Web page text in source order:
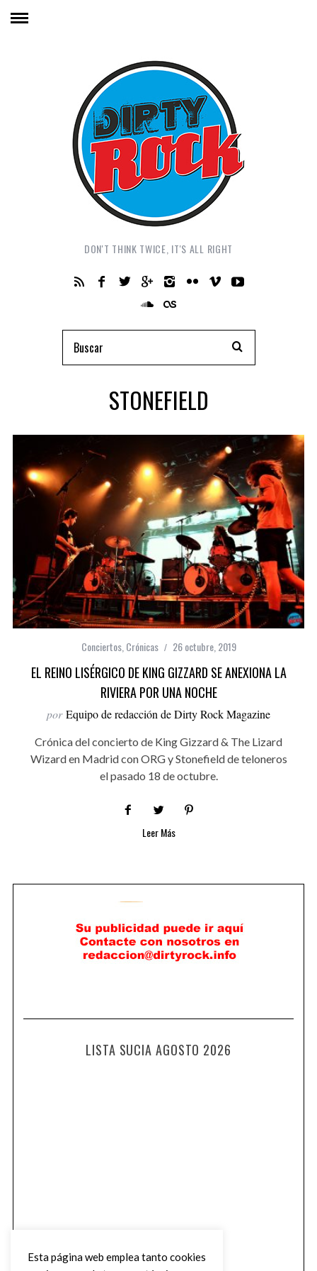
DON'T THINK TWICE, IT'S ALL RIGHT
STONEFIELD
Conciertos, Crónicas 26 octubre, 2019
EL REINO LISÉRGICO DE KING GIZZARD SE ANEXIONA LA
RIVIERA POR UNA NOCHE
por Equipo de redacción de Dirty Rock Magazine
Crónica del concierto de King Gizzard & The Lizard
Wizard en Madrid con ORG y Stonefield de teloneros
el pasado 18 de octubre.
Leer Más
LISTA SUCIA AGOSTO 2026
Esta página web emplea tanto cookies